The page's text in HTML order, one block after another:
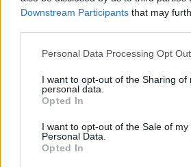
Downstream Participants that may
Personal Data Processing Opt
I want to opt-out of the Sharing of
personal data.
Opted In
I want to opt-out of the Sale of my
Personal Data.
Opted In
Management se ha visto
posiciones bajistas en la
WallStreetBetsy quizás
fundador de Tesla, pues este
Gabriel Plotkin ha sido uno de
castigadodurante los últimos